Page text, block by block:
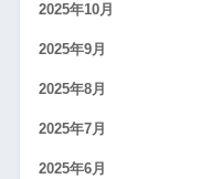
2025年10月
2025年9月
2025年8月
2025年7月
2025年6月